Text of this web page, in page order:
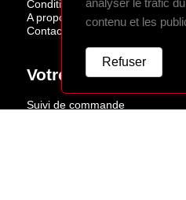
Conditions de vente
A propos
Contactez-nous
Votre Compte
Suivi de commande
analyser le trafic
contenu et les
Refuser